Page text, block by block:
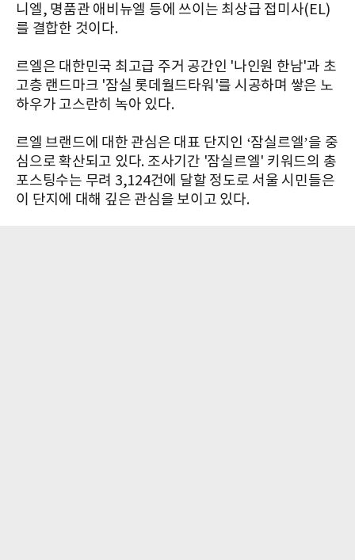
니엘, 명품관 애비뉴엘 등에 쓰이는 최상급 접미사(EL)
를 결합한 것이다.
르엘은 대한민국 최고급 주거 공간인 '나인원 한남'과 초
고층 랜드마크 '잠실 롯데월드타워'를 시공하며 쌓은 노
하우가 고스란히 녹아 있다.
르엘 브랜드에 대한 관심은 대표 단지인 ‘잠실르엘’을 중
심으로 확산되고 있다. 조사기간 '잠실르엘' 키워드의 총
포스팅수는 무려 3,124건에 달할 정도로 서울 시민들은
이 단지에 대해 깊은 관심을 보이고 있다.